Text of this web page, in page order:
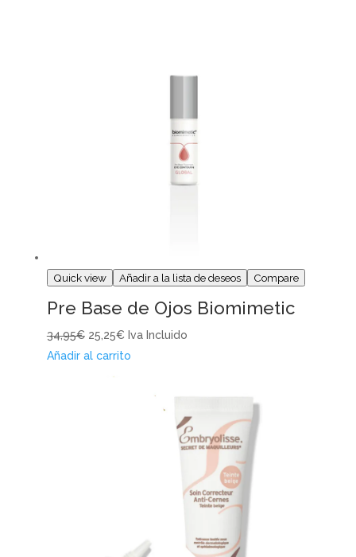
Quick view Añadir a la lista de deseos Compare
Pre Base de Ojos Biomimetic
34,95€ 25,25€ Iva Incluido
Añadir al carrito